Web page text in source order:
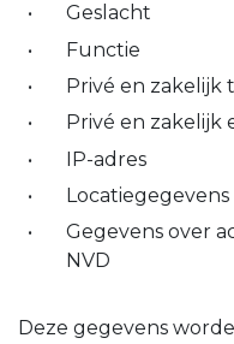
Geslacht
Functie
Privé en
Privé en zakelijk
IP-adres
Locatiegegevens
Gegevens over
NVD
Deze gegevens